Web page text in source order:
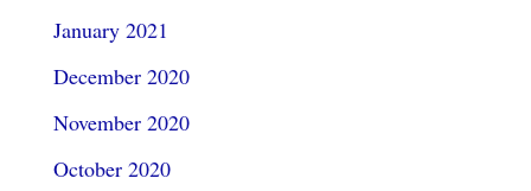
January 2021
December 2020
November 2020
October 2020